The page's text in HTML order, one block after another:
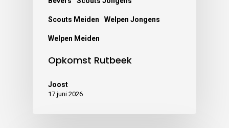
Scouts Meiden Welpen Jongens
Welpen Meiden
Opkomst Rutbeek
Joost
17 juni 2026